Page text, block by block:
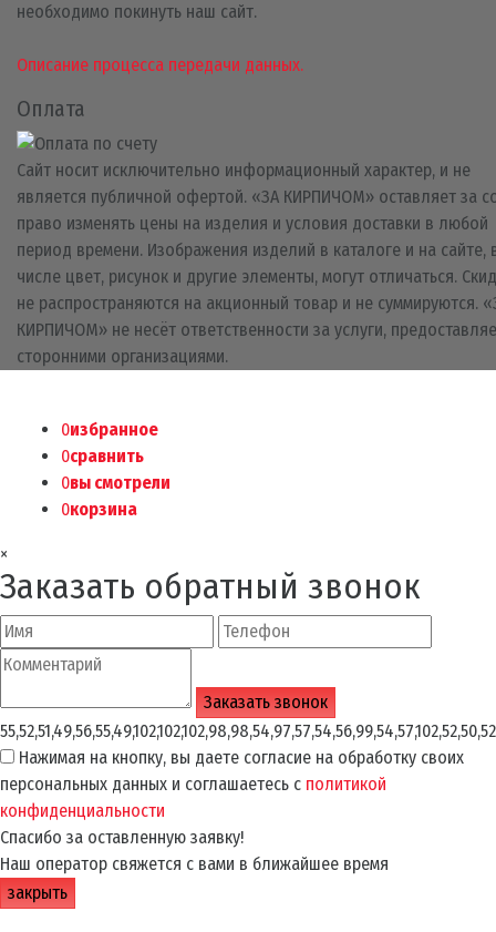
необходимо покинуть наш сайт.
Описание процесса передачи данных.
Оплата
Сайт носит исключительно информационный характер, и не
является публичной офертой. «ЗА КИРПИЧОМ» оставляет за
право изменять цены на изделия и условия доставки в любой
период времени. Изображения изделий в каталоге и на сайте,
числе цвет, рисунок и другие элементы, могут отличаться.
не распространяются на акционный товар и не суммируются.
КИРПИЧОМ» не несёт ответственности за услуги,
сторонними организациями.
0избранное
0сравнить
0вы смотрели
0корзина
×
Заказать обратный звонок
Нажимая на кнопку, вы даете согласие на обработку своих
персональных данных и соглашаетесь с политикой
конфиденциальности
Спасибо за оставленную заявку!
Наш оператор свяжется с вами в ближайшее время
закрыть